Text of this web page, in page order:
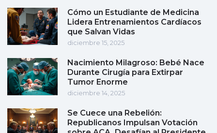
Cómo un Estudiante de Medicina
Lidera Entrenamientos Cardíacos
que Salvan Vidas
diciembre 15, 2025
Nacimiento Milagroso: Bebé Nace
Durante Cirugía para Extirpar
Tumor Enorme
diciembre 14, 2025
Se Cuece una Rebelión:
Republicanos Impulsan Votación